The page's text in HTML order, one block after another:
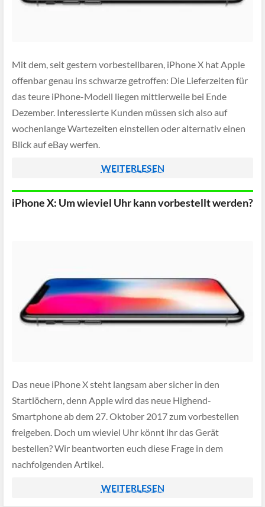
Mit dem, seit gestern vorbestellbaren, iPhone X hat Apple
offenbar genau ins schwarze getroffen: Die Lieferzeiten für
das teure iPhone-Modell liegen mittlerweile bei Ende
Dezember. Interessierte Kunden müssen sich also auf
wochenlange Wartezeiten einstellen oder alternativ einen
Blick auf eBay werfen.
WEITERLESEN
iPhone X: Um wieviel Uhr kann vorbestellt werden?
Das neue iPhone X steht langsam aber sicher in den
Startlöchern, denn Apple wird das neue Highend-
Smartphone ab dem 27. Oktober 2017 zum vorbestellen
freigeben. Doch um wieviel Uhr könnt ihr das Gerät
bestellen? Wir beantworten euch diese Frage in dem
nachfolgenden Artikel.
WEITERLESEN